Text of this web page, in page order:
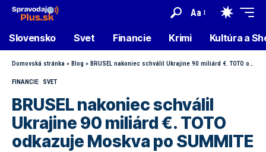
Aa
Slovensko Svet Financie Krimi Kultúra a
Domovská stránka » Blog » BRUSEL nakoniec schválil Ukrajine 90 miliárd €. TOTO odkazuje Moskva po SUMMITE
FINANCIE SVET
BRUSEL nakoniec schválil
Ukrajine 90 miliárd €. TOTO
odkazuje Moskva po SUMMITE